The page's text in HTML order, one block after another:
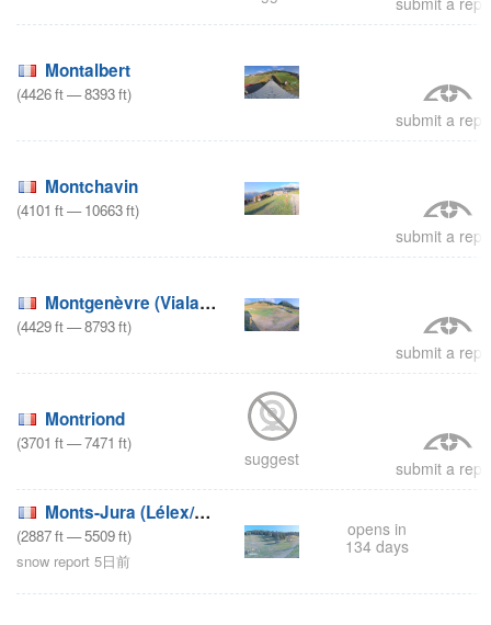
Montalbert
(4426ft—8393ft)
submit a
Montchavin
(4101 ft—10663ft)
submit a
Montgenèvre (Vialattea)
(4429ft—8793ft)
submit a
Montriond
(3701 ft—7471 ft)
suggest submit a
Monts-Jura (Lélex/Crozet)
(2887ft—5509ft)
snow report 5日前
opens in
134 days